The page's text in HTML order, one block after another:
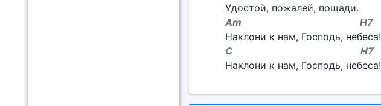
Удостой, пожалей, пощади.
Am H7
Наклони к нам, Господь, небеса!
C H7
Наклони к нам, Господь, небеса!